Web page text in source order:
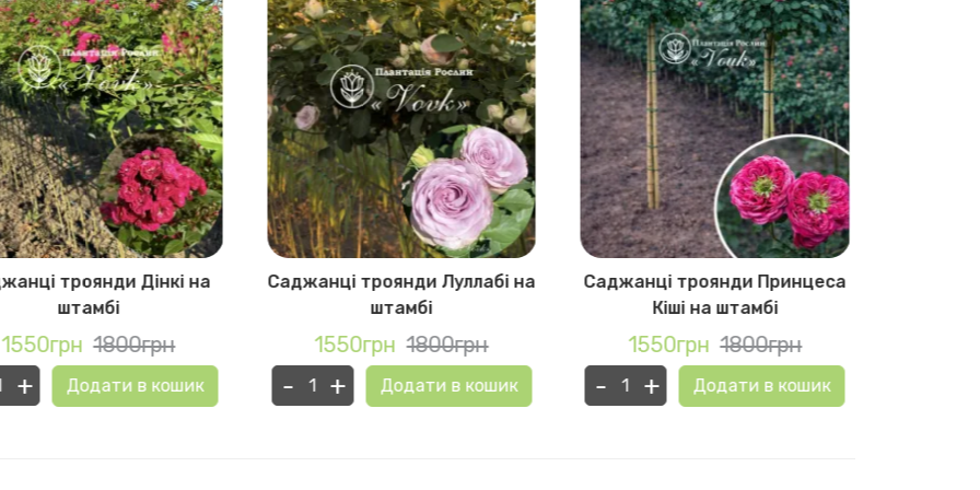
троянди Дінкі на
штамбі
1550грн 1800грн
+ Додати в кошик
Саджанці троянди Луллабі на
штамбі
1550грн 1800грн
- + Додати в кошик
Саджанці троянди Принцеса
Кіші на штамбі
1550грн 1800грн
- + Додати в кошик